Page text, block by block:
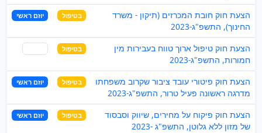
הצעת חוק חובת המכרזים (תיקון - משרד
החינוך), התשפ"ג-2023
בטיפול יוזם ראשי
הצעת חוק טיפול ארוך טווח בעבירות מין
חמורות, התשפ"ג-2023
בטיפול
הצעת חוק פיטורי עובד ציבור שקרוב משפחתו
מדרגה ראשונה פעיל טרור, התשפ"ג-2023
בטיפול יוזם ראשי
הצעת חוק פיקוח על מחירים, שיווק וסבסוד
של מזון ללא גלוטן, התשפ"ג -2023
בטיפול יוזם ראשי